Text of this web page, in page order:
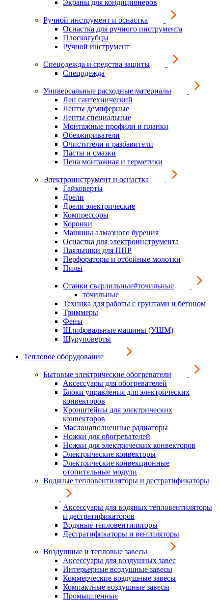
Экраны для кондиционеров
Ручной инструмент и оснастка
Оснастка для ручного инструмента
Плоскогубцы
Ручной инструмент
Спецодежда и средства защиты
Спецодежда
Универсальные расходные материалы
Лен сантехнический
Ленты демпферные
Ленты специальные
Монтажные профили и планки
Обезжириватели
Очистители и разбавители
Пасты и смазки
Пена монтажная и герметики
Электроинструмент и оснастка
Гайковерты
Дрели
Дрели электрические
Компрессоры
Коронки
Машины алмазного бурения
Оснастка для электроинструмента
Паяльники для ППР
Перфораторы и отбойные молотки
Пилы
Станки сверлильные#точильные
точильные
Техника для работы с грунтами и бетоном
Триммеры
Фены
Шлифовальные машины (УШМ)
Шуруповерты
Тепловое оборудование
Бытовые электрические обогреватели
Аксессуары для обогревателей
Блоки управления для электрических
конвекторов
Кронштейны для электрических
конвекторов
Маслонаполненные радиаторы
Ножки для обогревателей
Ножки для электрических конвекторов
Электрические конвекторы
Электрические конвекционные
отопительные модули
Водяные тепловентиляторы и дестратификаторы
Аксессуары для водяных тепловентиляторы
и дестратификаторов
Водяные тепловентиляторы
Дестратификаторы и вентиляторы
Воздушные и тепловые завесы
Аксессуары для воздушных завес
Интерьерные воздушные завесы
Коммерческие воздушные завесы
Компактные воздушные завесы
Промышленные